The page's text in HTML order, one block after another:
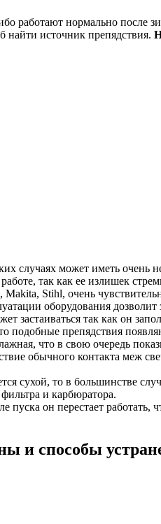
работают нормально
найти источник препядствия.
случаях может иметь
так как ее излишек
Stihl, очень
оборудования
застаиваться так как он
препядствия
что в свою очередь
обычного контакта меж
сухой, то в большинстве
и карбюратора.
пуска он перестает
и способы